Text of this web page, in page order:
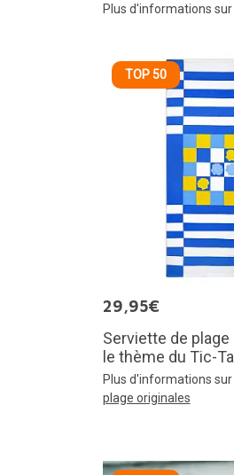
Plus d'informations sur
TOP 50
29,95€
Serviette de
le thème du Tic-
Plus d'informations sur
plage originales